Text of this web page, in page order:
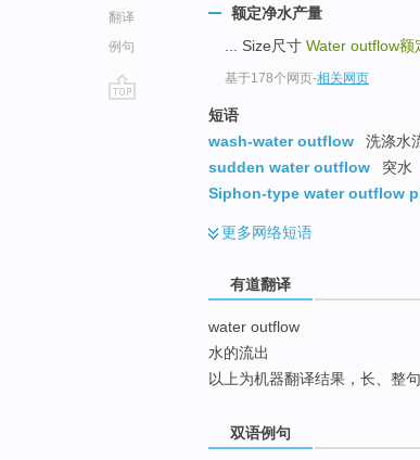
翻译
例句
额定净水产量
... Size尺寸 Water outflow额
基于178个网页-相关网页
短语
wash-water outflow
洗涤水
sudden water outflow
突水
Siphon-type water outflow
更多网络短语
有道翻译
water outflow
水的流出
以上为机器翻译结果，长、整
双语例句